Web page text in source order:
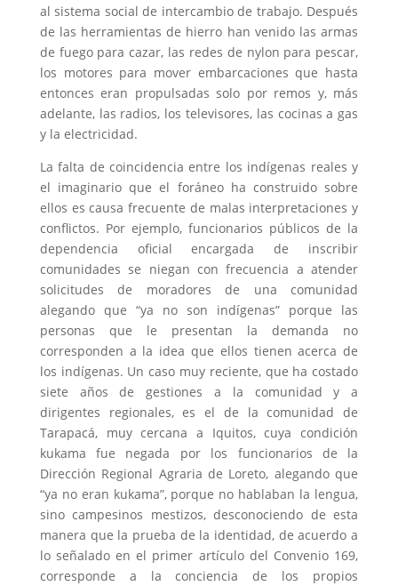
al sistema social de intercambio de trabajo. Después
de las herramientas de hierro han venido las armas
de fuego para cazar, las redes de nylon para pescar,
los motores para mover embarcaciones que hasta
entonces eran propulsadas solo por remos y, más
adelante, las radios, los televisores, las cocinas a gas
y la electricidad.
La falta de coincidencia entre los indígenas reales y
el imaginario que el foráneo ha construido sobre
ellos es causa frecuente de malas interpretaciones y
conflictos. Por ejemplo, funcionarios públicos de la
dependencia oficial encargada de inscribir
comunidades se niegan con frecuencia a atender
solicitudes de moradores de una comunidad
alegando que “ya no son indígenas” porque las
personas que le presentan la demanda no
corresponden a la idea que ellos tienen acerca de
los indígenas. Un caso muy reciente, que ha costado
siete años de gestiones a la comunidad y a
dirigentes regionales, es el de la comunidad de
Tarapacá, muy cercana a Iquitos, cuya condición
kukama fue negada por los funcionarios de la
Dirección Regional Agraria de Loreto, alegando que
“ya no eran kukama”, porque no hablaban la lengua,
sino campesinos mestizos, desconociendo de esta
manera que la prueba de la identidad, de acuerdo a
lo señalado en el primer artículo del Convenio 169,
corresponde a la conciencia de los propios